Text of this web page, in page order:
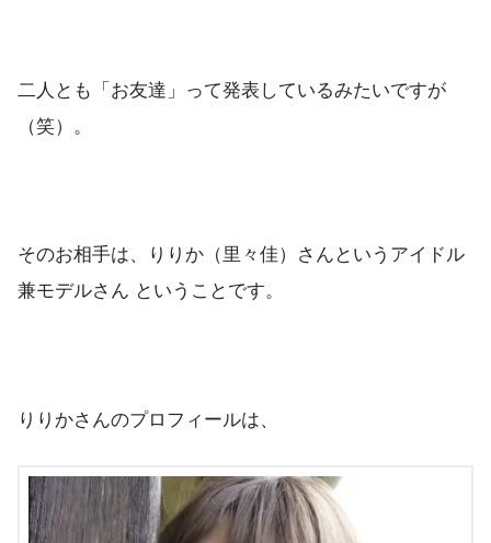
二人とも「お友達」って発表しているみたいですが
（笑）。
そのお相手は、りりか（里々佳）さんというアイドル
兼モデルさん ということです。
りりかさんのプロフィールは、